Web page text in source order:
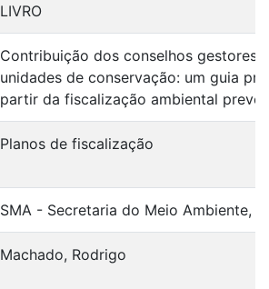
LIVRO
Contribuição dos conselhos gestores
unidades de conservação: um guia
partir da fiscalização ambiental
Planos de fiscalização
SMA - Secretaria do Meio Ambiente,
Machado, Rodrigo